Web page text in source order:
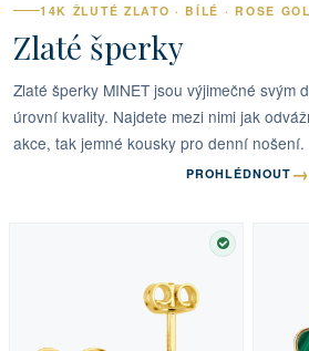
14K ŽLUTÉ ZLATO · BÍLÉ · ROSE
Zlaté šperky
Zlaté šperky MINET jsou výjimečné svým
úrovní kvality. Najdete mezi nimi jak
akce, tak jemné kousky pro denní nošení.
PROHLÉDNOUT →
SKLADEM